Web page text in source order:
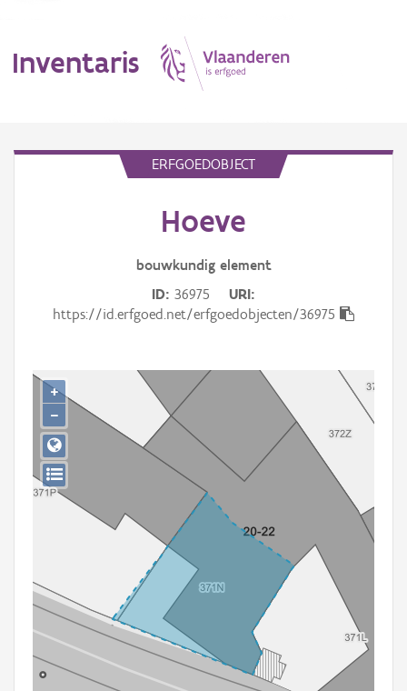
Inventaris
Gebeurtenis
Persoon of collectief
Downloads
Hergebruik
ERFGOEDOBJECT
Hoeve
bouwkundig element
ID 36975
URI
https://id.erfgoed.net/erfgoedobjecten/36975
+
−